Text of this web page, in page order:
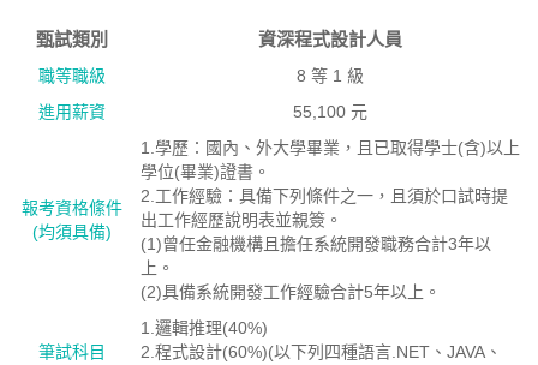
甄試類別 資深程式設計人員
職等職級
8 等 1 級
進用薪資
55,100 元
報考資格絛件
(均須具備)
1.學歷：國內、外大學畢業，且已取得學士(含)以上
學位(畢業)證書。
2.工作經驗：具備下列條件之一，且須於口試時提
出工作經歷說明表並親簽。
(1)曾任金融機構且擔任系統開發職務合計3年以
上。
(2)具備系統開發工作經驗合計5年以上。
筆試科目
1.邏輯推理(40%)
2.程式設計(60%)(以下列四種語言.NET、JAVA、